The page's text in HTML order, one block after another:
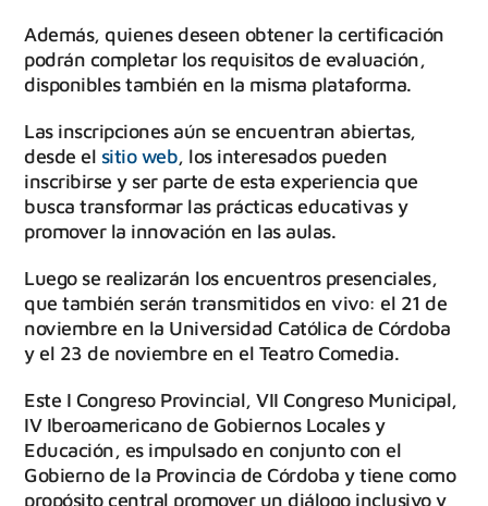
Además, quienes deseen obtener la certificación
podrán completar los requisitos de evaluación,
disponibles también en la misma plataforma.
Las inscripciones aún se encuentran abiertas,
desde el sitio web, los interesados pueden
inscribirse y ser parte de esta experiencia que
busca transformar las prácticas educativas y
promover la innovación en las aulas.
Luego se realizarán los encuentros presenciales,
que también serán transmitidos en vivo: el 21 de
noviembre en la Universidad Católica de Córdoba
y el 23 de noviembre en el Teatro Comedia.
Este I Congreso Provincial, VII Congreso Municipal,
IV Iberoamericano de Gobiernos Locales y
Educación, es impulsado en conjunto con el
Gobierno de la Provincia de Córdoba y tiene como
propósito central promover un diálogo inclusivo y